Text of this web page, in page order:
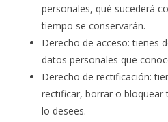
personales, qué sucederá
tiempo se conservarán.
Derecho de acceso: tienes
datos personales que
Derecho de rectificación:
rectificar, borrar o bloquear
lo desees.